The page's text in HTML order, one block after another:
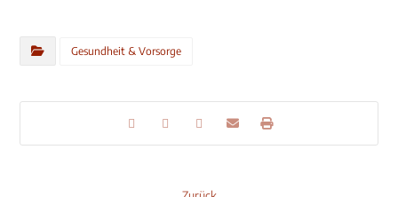
Gesundheit & Vorsorge